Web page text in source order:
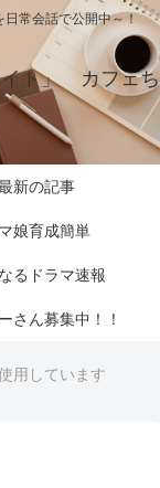
常会話で公開中～！
イト」 カフェち
新の記事
娘育成簡単
るドラマ速報
さん募集中！！
用しています